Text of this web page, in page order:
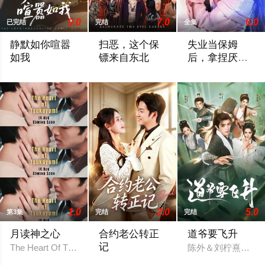
已完结 9.0
静默如你喧嚣
如我
完结 7.0
扫恶，这个保
镖来自东北
全集 6.0
失业当保姆
后，拿捏厌食
第3集 1.0
月读神之心
The Heart Of Tsukuyomi
完结 2.0
合约老公转正
记
完结 5.0
道爷要飞升
陈外＆刘柠熹＆梁